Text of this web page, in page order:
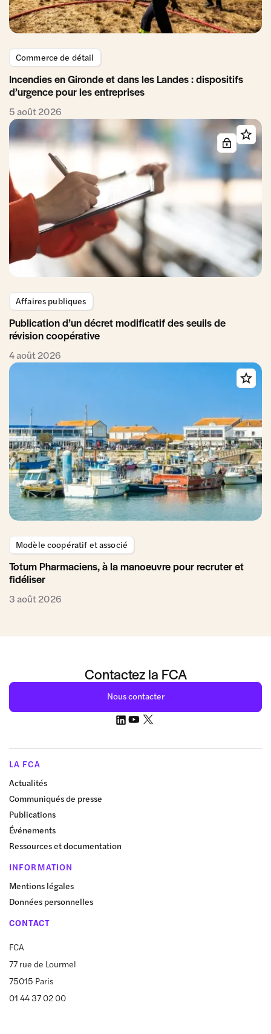
Commerce de détail
Incendies en Gironde et dans les Landes : dispositifs
d’urgence pour les entreprises
5 août 2026
Affaires publiques
Publication d’un décret modificatif des seuils de
révision coopérative
4 août 2026
Modèle coopératif et associé
Totum Pharmaciens, à la manoeuvre pour recruter et
fidéliser
3 août 2026
Contactez la FCA
Nous contacter
LA FCA
Actualités
Communiqués de presse
Publications
Événements
Ressources et documentation
INFORMATION
Mentions légales
Données personnelles
CONTACT
FCA
77 rue de Lourmel
75015 Paris
01 44 37 02 00